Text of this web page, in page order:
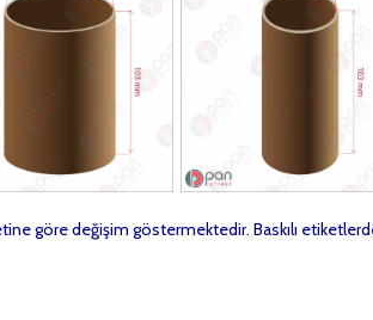
göre değişim göstermektedir. Baskılı